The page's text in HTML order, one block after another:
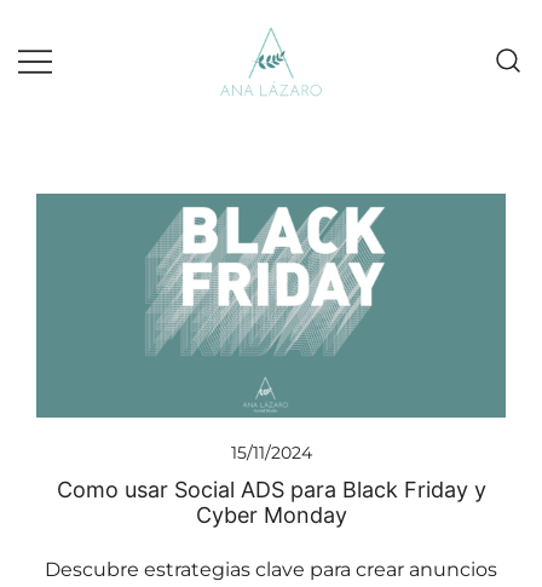
15/11/2024
Como usar Social ADS para Black Friday y
Cyber Monday
Descubre estrategias clave para crear anuncios